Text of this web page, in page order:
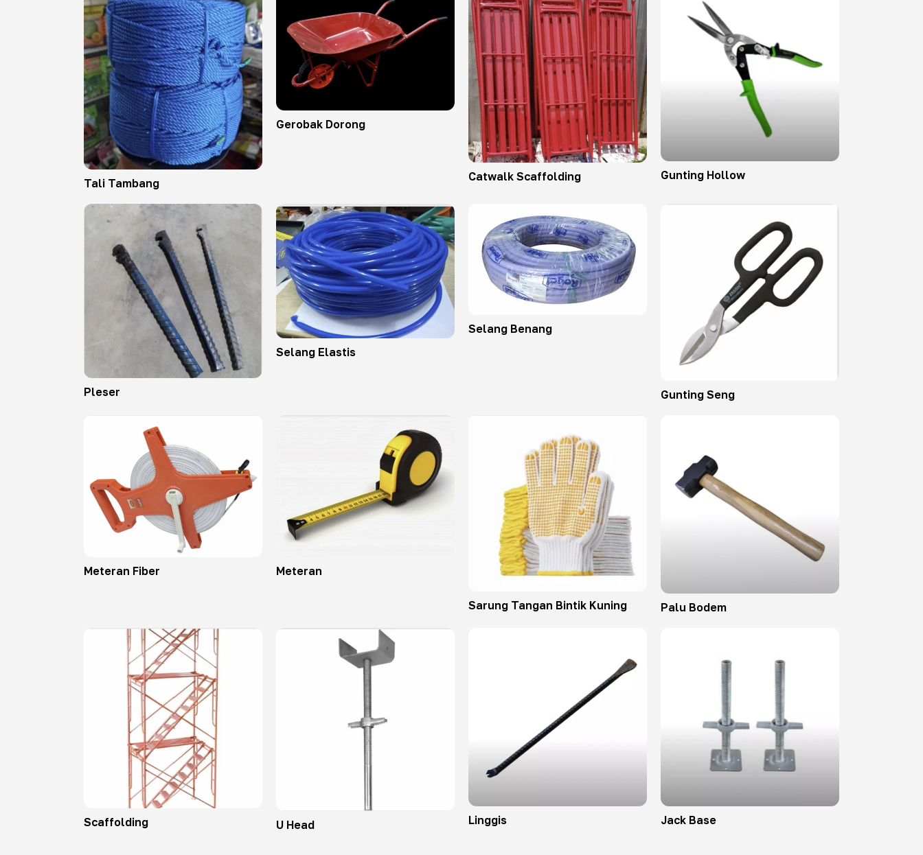
Tali Tambang
Gerobak Dorong
Catwalk Scaffolding Gunting Hollow
Pleser
Selang Elastis
Selang Benang
Gunting Seng
Meteran Fiber Meteran
Sarung Tangan Bintik Kuning Palu Bodem
Scaffolding U Head Linggis Jack Base